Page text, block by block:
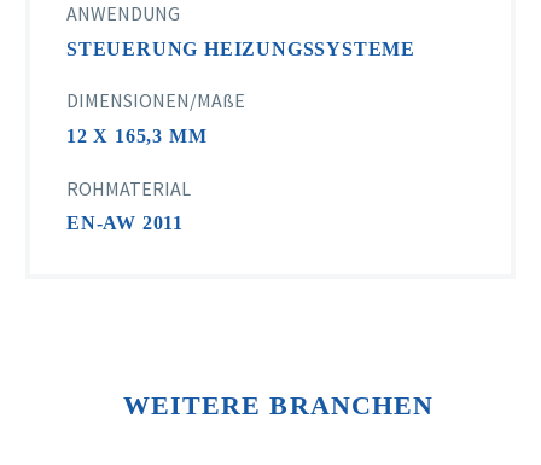
ANWENDUNG
STEUERUNG HEIZUNGSSYSTEME
DIMENSIONEN/MAßE
12 X 165,3 MM
ROHMATERIAL
EN-AW 2011
WEITERE BRANCHEN